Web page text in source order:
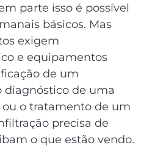
parte isso é possível
básicos. Mas
exigem
e equipamentos
de um
diagnóstico de uma
o tratamento de um
precisa de
o que estão vendo.